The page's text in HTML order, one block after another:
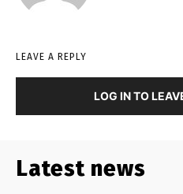
LEAVE A REPLY
LOG IN TO
Latest news